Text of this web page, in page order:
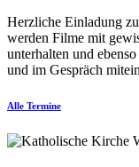
Herzliche Einladung
werden Filme mit
unterhalten und
und im Gespräch
Alle Termine